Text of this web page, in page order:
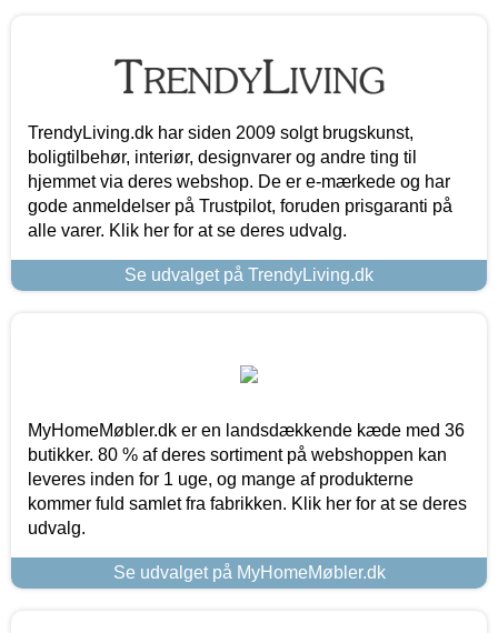
TrendyLiving.dk har siden 2009 solgt brugskunst,
boligtilbehør, interiør, designvarer og andre ting til
hjemmet via deres webshop. De er e-mærkede og har
gode anmeldelser på Trustpilot, foruden prisgaranti på
alle varer. Klik her for at se deres udvalg.
Se udvalget på TrendyLiving.dk
MyHomeMøbler.dk er en landsdækkende kæde med 36
butikker. 80 % af deres sortiment på webshoppen kan
leveres inden for 1 uge, og mange af produkterne
kommer fuld samlet fra fabrikken. Klik her for at se deres
udvalg.
Se udvalget på MyHomeMøbler.dk